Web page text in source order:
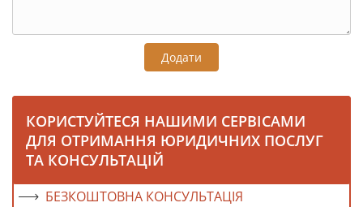
Додати
КОРИСТУЙТЕСЯ НАШИМИ СЕРВІСАМИ
ДЛЯ ОТРИМАННЯ ЮРИДИЧНИХ ПОСЛУГ
ТА КОНСУЛЬТАЦІЙ
БЕЗКОШТОВНА КОНСУЛЬТАЦІЯ